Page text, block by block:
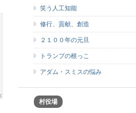
笑う人工知能
修行、貢献、創造
２１００年の元旦
トランプの根っこ
アダム・スミスの悩み
村役場